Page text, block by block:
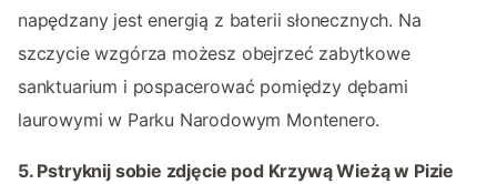
napędzany jest energią z baterii słonecznych. Na
szczycie wzgórza możesz obejrzeć zabytkowe
sanktuarium i pospacerować pomiędzy dębami
laurowymi w Parku Narodowym Montenero.
5. Pstryknij sobie zdjęcie pod Krzywą Wieżą w Pizie